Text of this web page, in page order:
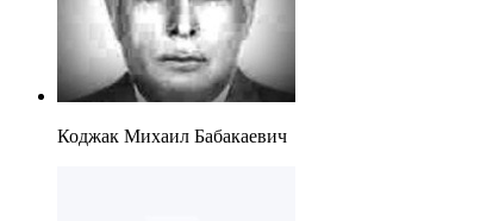
Коджак Михаил Бабакаевич